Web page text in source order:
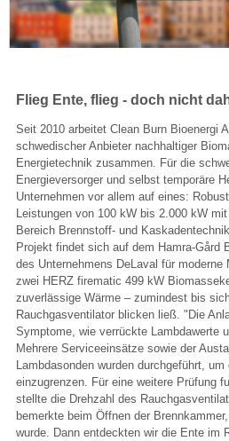
Flieg Ente, flieg - doch nicht
Seit 2010 arbeitet Clean Burn Bioenergi
schwedischer Anbieter nachhaltiger
Energietechnik zusammen. Für die
Energieversorger und selbst temporäre
Unternehmen vor allem auf eines:
Leistungen von 100 kW bis 2.000 kW
Bereich Brennstoff- und
Projekt findet sich auf dem Hamra-Gård
des Unternehmens DeLaval für
zwei HERZ firematic 499 kW
zuverlässige Wärme – zumindest bis
Rauchgasventilator blicken ließ. "Die
Symptome, wie verrückte Lambdawerte
Mehrere Serviceeinsätze sowie der
Lambdasonden wurden durchgeführt,
einzugrenzen. Für eine weitere Prüfung
stellte die Drehzahl des
bemerkte beim Öffnen der
wurde. Dann entdeckten wir die Ente im